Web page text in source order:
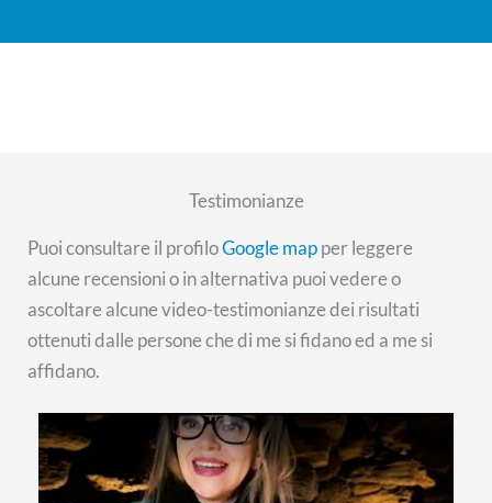
Testimonianze
Puoi consultare il profiloGoogle mapper leggere
alcune recensioni o in alternativa puoi vedere o
ascoltare alcune video-testimonianze dei risultati
ottenuti dalle persone che di me si fidano ed a me si
affidano.